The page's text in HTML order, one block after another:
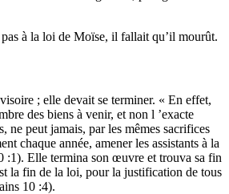
pas à la loi de Moïse, il fallait qu’il mourût.
; elle devait se terminer. « En effet,
des biens à venir, et non l ’exacte
ne peut jamais, par les mêmes sacrifices
chaque année, amener les assistants à la
:1). Elle termina son œuvre et trouva sa fin
la fin de la loi, pour la justification de tous
10 :4).